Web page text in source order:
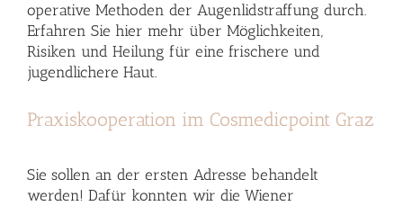
operative Methoden der Augenlidstraffung durch.
Erfahren Sie hier mehr über Möglichkeiten,
Risiken und Heilung für eine frischere und
jugendlichere Haut.
Praxiskooperation im Cosmedicpoint Graz
Sie sollen an der ersten Adresse behandelt
werden! Dafür konnten wir die Wiener